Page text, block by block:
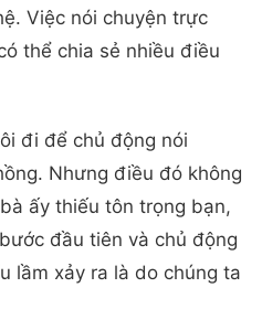
Việc nói chuyện trực
thể chia sẻ nhiều điều
đi để chủ động nói
Nhưng điều đó không
ấy thiếu tôn trọng bạn,
đầu tiên và chủ động
lầm xảy ra là do chúng ta